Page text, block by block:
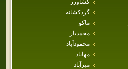
كشاورز
گردکشانه
ماكو
محمديار
محمودآباد
مهاباد
ميرآباد